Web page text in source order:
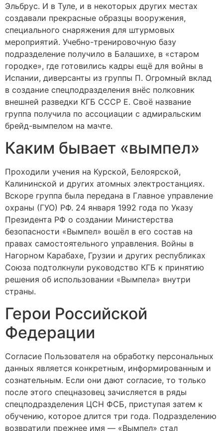
Эльбрус. И в Туле, и в некоторых других местах
создавали прекрасные образцы вооружения,
специального снаряжения для штурмовых
мероприятий. Учебно-тренировочную базу
подразделение получило в Балашихе, в «старом
городке», где готовились кадры ещё для войны в
Испании, диверсанты из группы П. Огромный вклад
в создание спецподразделения внёс полковник
внешней разведки КГБ СССР Е. Своё название
группа получила по ассоциации с адмиральским
брейд-вымпелом на мачте.
Каким бывает «вымпел»
Проходили учения на Курской, Белоярской,
Калининской и других атомных электростанциях.
Вскоре группа была передана в Главное управление
охраны (ГУО) РФ. 24 января 1992 года по Указу
Президента РФ о создании Министерства
безопасности «Вымпел» вошёл в его состав на
правах самостоятельного управления. Войны в
Нагорном Карабахе, Грузии и других республиках
Союза подтолкнули руководство КГБ к принятию
решения об использовании «Вымпела» внутри
страны.
Герои Российской
Федерации
Согласие Пользователя на обработку персональных
данных является конкретным, информированным и
сознательным. Если они дают согласие, то только
после этого спецназовец зачисляется в ряды
спецподразделения ЦСН ФСБ, приступая затем к
обучению, которое длится три года. Подразделению
возвратили прежнее имя — «Вымпел» стал